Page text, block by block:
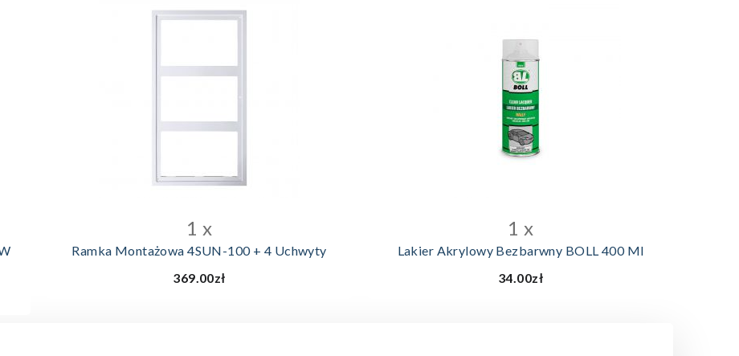
1 x
Ramka Montażowa 4SUN-100 + 4 Uchwyty
369.00zł
1 x
Lakier Akrylowy Bezbarwny BOLL 400 Ml
34.00zł